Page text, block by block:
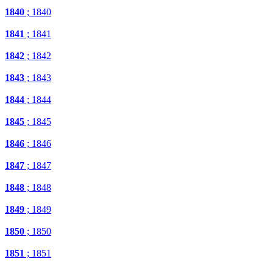
1840 ; 1840
1841 ; 1841
1842 ; 1842
1843 ; 1843
1844 ; 1844
1845 ; 1845
1846 ; 1846
1847 ; 1847
1848 ; 1848
1849 ; 1849
1850 ; 1850
1851 ; 1851